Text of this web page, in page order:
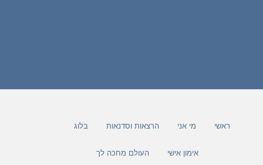
ראשי מי אני הרצאות וסדנאות בלוג
אימון אישי העולם מחכה לך